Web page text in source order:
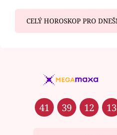
CELÝ HOROSKOP PRO
41 39 12 13